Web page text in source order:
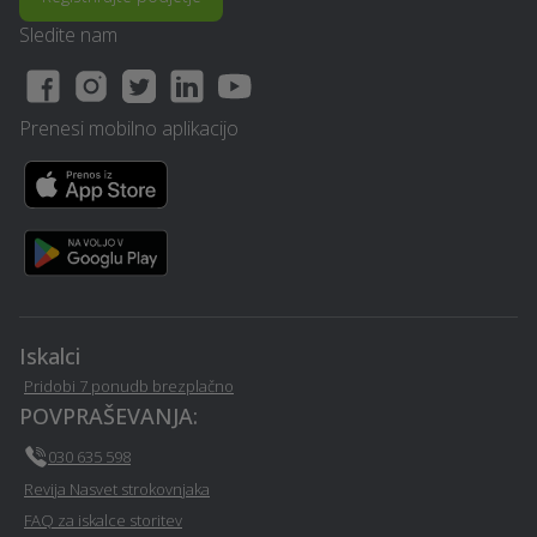
Manikerstvo / pedikerstvo
- Maribor
Ogrevanje - Maribor
Avtošola - Maribor
Lektoriranje besedil -
Maribor
Prezračevalni sistemi in
Psihoterapija - Maribor
Iskalci
Pridobi 7 ponudb brezplačno
POVPRAŠEVANJA:
030 635 598
Revija Nasvet strokovnjaka
FAQ za iskalce storitev
Sledite nam
Prenesi mobilno aplikacijo